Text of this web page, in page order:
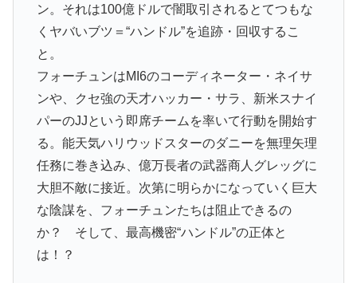
ン。それは100億ドルで闇取引されるとてつもな
くヤバいブツ＝“ハンドル”を追跡・回収するこ
と。
フォーチュンはMI6のコーディネーター・ネイサ
ンや、クセ強の天才ハッカー・サラ、新米スナイ
パーのJJという即席チームを率いて行動を開始す
る。能天気ハリウッドスターのダニーを無理矢理
任務に巻き込み、億万長者の武器商人グレッグに
大胆不敵に接近。次第に明らかになっていく巨大
な陰謀を、フォーチュンたちは阻止できるの
か？ そして、最高機密“ハンドル”の正体と
は！？